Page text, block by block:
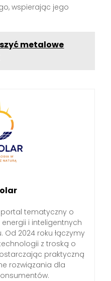
wspierając jego
metalowe
tematyczny o
i inteligentnych
2024 roku łączymy
z troską o
praktyczną
rozwiązania dla